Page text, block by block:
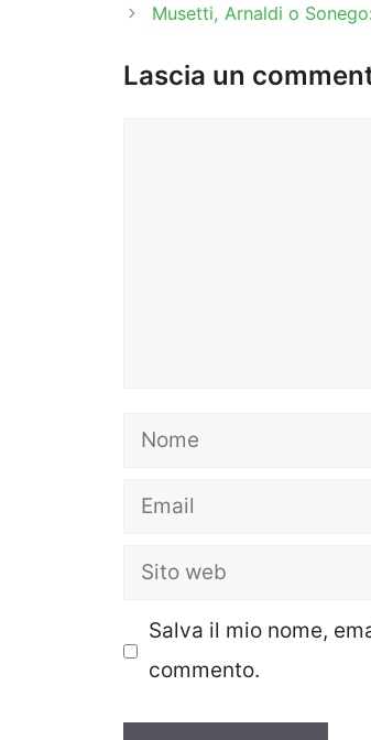
Musetti, Arnaldi o
Lascia un
Nome
Email
Sito
Salva il mio nome,
commento.